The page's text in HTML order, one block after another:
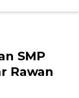
SMP
Rawan